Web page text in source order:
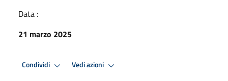
Data :
21 marzo 2025
Condividi Vedi azioni